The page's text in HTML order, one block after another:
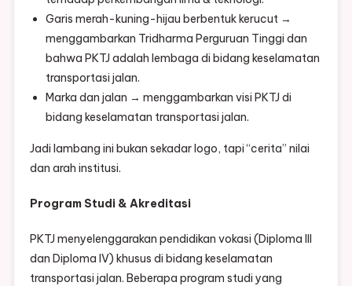
Garis merah-kuning-hijau berbentuk kerucut →
menggambarkan Tridharma Perguruan Tinggi dan
bahwa PKTJ adalah lembaga di bidang keselamatan
transportasi jalan.
Marka dan jalan → menggambarkan visi PKTJ di
bidang keselamatan transportasi jalan.
Jadi lambang ini bukan sekadar logo, tapi “cerita” nilai
dan arah institusi.
Program Studi & Akreditasi
PKTJ menyelenggarakan pendidikan vokasi (Diploma III
dan Diploma IV) khusus di bidang keselamatan
transportasi jalan. Beberapa program studi yang